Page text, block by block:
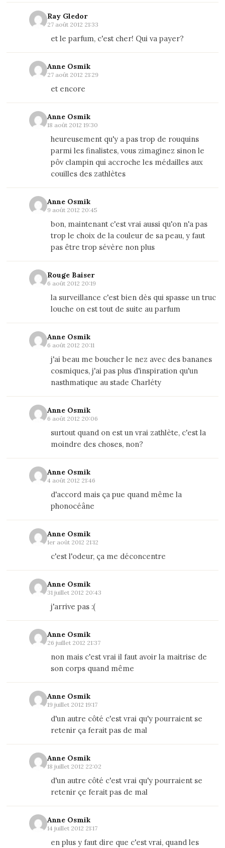
Ray Gledor
27 août 2012 21:33
et le parfum, c'est cher! Qui va payer?
Anne Osmik
27 août 2012 21:29
et encore
Anne Osmik
18 août 2012 19:30
heureusement qu'y a pas trop de rouquins
parmi les finalistes, vous zimaginez sinon le
pôv clampin qui accroche les médailles aux
couilles des zathlètes
Anne Osmik
9 août 2012 20:45
bon, maintenant c'est vrai aussi qu'on n'a pas
trop le choix de la couleur de sa peau, y faut
pas être trop sévère non plus
Rouge Baiser
6 août 2012 20:19
la surveillance c'est bien dès qui spasse un truc
louche on est tout de suite au parfum
Anne Osmik
6 août 2012 20:11
j'ai beau me boucher le nez avec des bananes
cosmiques, j'ai pas plus d'inspiration qu'un
nasthmatique au stade Charléty
Anne Osmik
6 août 2012 20:06
surtout quand on est un vrai zathlète, c'est la
moindre des choses, non?
Anne Osmik
4 août 2012 21:46
d'accord mais ça pue quand même la
phonocéâne
Anne Osmik
1er août 2012 21:12
c'est l'odeur, ça me déconcentre
Anne Osmik
31 juillet 2012 20:43
j'arrive pas :(
Anne Osmik
26 juillet 2012 21:37
non mais c'est vrai il faut avoir la maitrise de
son corps quand même
Anne Osmik
19 juillet 2012 19:17
d'un autre côté c'est vrai qu'y pourraient se
retenir ça ferait pas de mal
Anne Osmik
18 juillet 2012 22:02
d'un autre côté c'est vrai qu'y pourraient se
retenir çe ferait pas de mal
Anne Osmik
14 juillet 2012 21:17
en plus y faut dire que c'est vrai, quand les